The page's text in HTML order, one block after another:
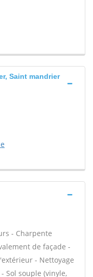
Saint mandrier
- Charpente
de façade -
- Nettoyage
Sol souple (vinyle,